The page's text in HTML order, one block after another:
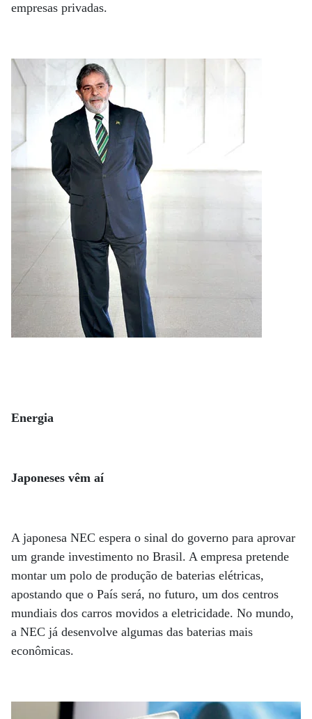
empresas privadas.
Energia
Japoneses vêm aí
A japonesa NEC espera o sinal do governo para aprovar
um grande investimento no Brasil. A empresa pretende
montar um polo de produção de baterias elétricas,
apostando que o País será, no futuro, um dos centros
mundiais dos carros movidos a eletricidade. No mundo,
a NEC já desenvolve algumas das baterias mais
econômicas.